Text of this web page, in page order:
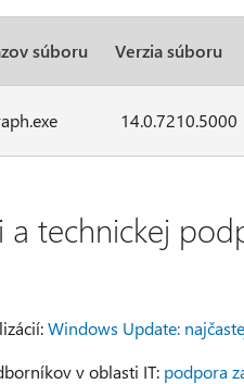
súboru Verzia súboru
14.0.7210.5000
a technickej
Windows Update:
v oblasti IT: podpora